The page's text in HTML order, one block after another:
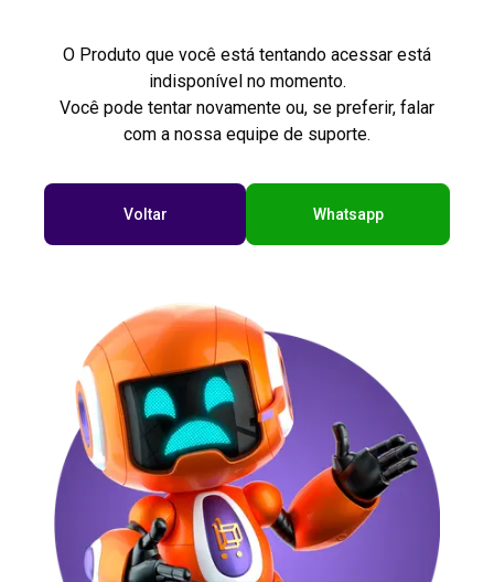
O Produto que você está tentando acessar está
indisponível no momento.
Você pode tentar novamente ou, se preferir, falar
com a nossa equipe de suporte.
Voltar Whatsapp